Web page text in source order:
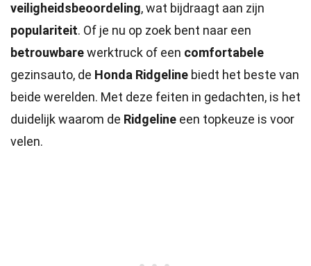
veiligheidsbeoordeling, wat bijdraagt aan zijn
populariteit. Of je nu op zoek bent naar een
betrouwbarewerktruck of een comfortabele
gezinsauto, de Honda Ridgeline biedt het beste van
beide werelden. Met deze feiten in gedachten, is het
duidelijk waarom de Ridgeline een topkeuze is voor
velen.